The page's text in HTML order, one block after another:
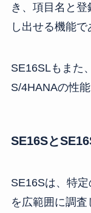
き、項目名と
し出せる機能で
SE16SLもまた
S/4HANAの性
SE16Sと
SE16Sは、特
を広範囲に調